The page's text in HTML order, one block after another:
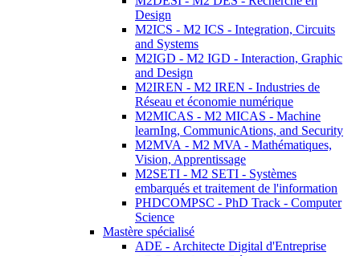
Design
M2ICS - M2 ICS - Integration, Circuits
and Systems
M2IGD - M2 IGD - Interaction, Graphic
and Design
M2IREN - M2 IREN - Industries de
Réseau et économie numérique
M2MICAS - M2 MICAS - Machine
learnIng, CommunicAtions, and Security
M2MVA - M2 MVA - Mathématiques,
Vision, Apprentissage
M2SETI - M2 SETI - Systèmes
embarqués et traitement de l'information
PHDCOMPSC - PhD Track - Computer
Science
Mastère spécialisé
ADE - Architecte Digital d'Entreprise